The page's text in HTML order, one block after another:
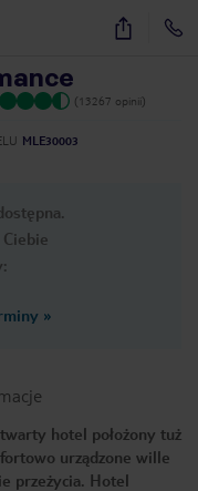
30
(13267 opinii)
MLE30003
»
hotel położony tuż
urządzone wille
przeżycia. Hotel